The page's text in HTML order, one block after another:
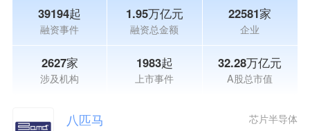
39194起
融资事件
1.95万亿元
融资总金额
22581家
企业
2627家
涉及机构
1983起
上市事件
32.28万亿元
A股总市值
八匹马 芯片半导体